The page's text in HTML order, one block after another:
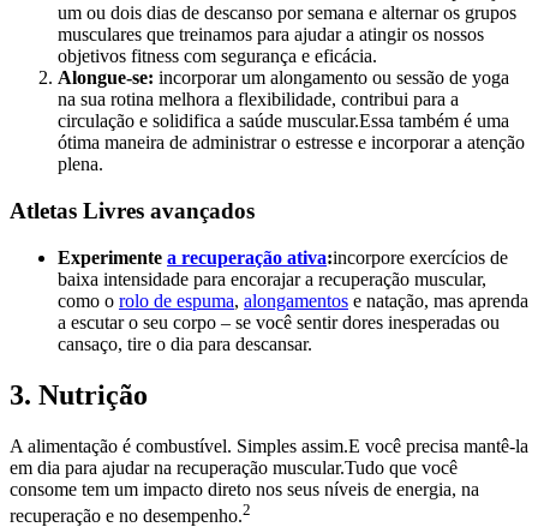
um ou dois dias de descanso por semana e alternar os grupos
musculares que treinamos para ajudar a atingir os nossos
objetivos fitness com segurança e eficácia.
Alongue-se: incorporar um alongamento ou sessão de yoga
na sua rotina melhora a flexibilidade, contribui para a
circulação e solidifica a saúde muscular.Essa também é uma
ótima maneira de administrar o estresse e incorporar a atenção
plena.
Atletas Livres avançados
Experimente a recuperação ativa:incorpore exercícios de
baixa intensidade para encorajar a recuperação muscular,
como o rolo de espuma, alongamentos e natação, mas aprenda
a escutar o seu corpo – se você sentir dores inesperadas ou
cansaço, tire o dia para descansar.
3. Nutrição
A alimentação é combustível. Simples assim.E você precisa mantê-la
em dia para ajudar na recuperação muscular.Tudo que você
consome tem um impacto direto nos seus níveis de energia, na
recuperação e no desempenho.2